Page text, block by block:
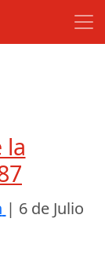
la
| 6 de Julio